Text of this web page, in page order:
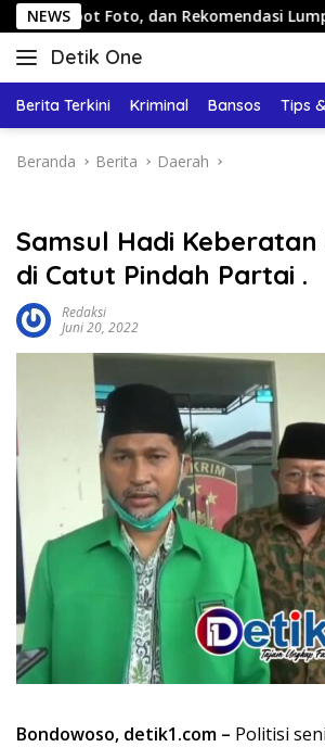
Langsung
ke
konten
NEWS
dan Rekomendasi Lumpia
Detik One
Tajam
Fakta
Berita Terkini Kriminal Bansos Tips
Beranda Berita Daerah
Samsul Hadi
di Catut Pindah Partai .
Redaksi
Juni 20, 2022
Bondowoso, detik1.com – Politisi